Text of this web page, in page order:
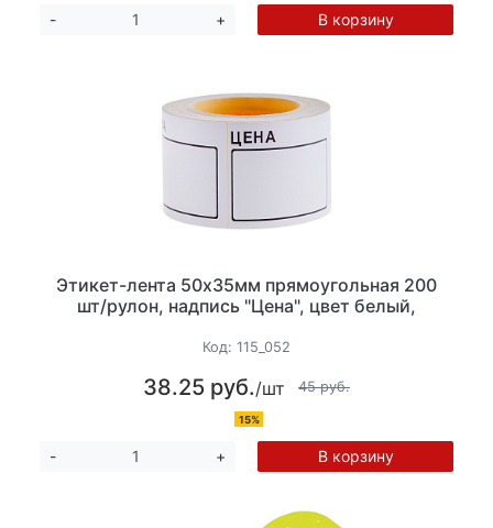
- + В корзину
Этикет-лента 50х35мм прямоугольная 200
шт/рулон, надпись "Цена", цвет белый,
Код: 115_052
38.25 руб./шт 45 руб.
15%
- + В корзину